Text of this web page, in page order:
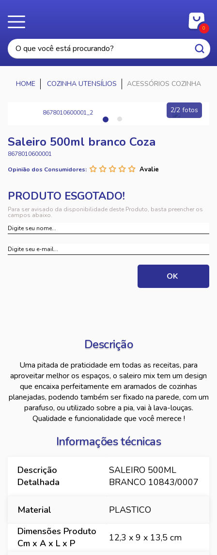
0
COZINHA UTENSÍLIOS ACESSÓRIOS COZINHA
2/2 fotos
Saleiro 500ml branco Coza
8678010600001
Opinião dos Consumidores:
Para ser avisado da disponibilidade deste Produto, basta preencher os
campos abaixo.
Descrição
Uma pitada de praticidade em todas as receitas, para
aproveitar melhor os espaços, o saleiro mix tem um design
que encaixa perfeitamente em aramados de cozinhas
planejadas, podendo também ser fixado na parede, com um
parafuso, ou utilizado sobre a pia, vai à lava-louças.
Qualidade e funcionalidade que você merece !
Informações técnicas
Descrição
Detalhada
SALEIRO 500ML
BRANCO 10843/0007
Material
PLASTICO
Dimensões Produto
Cm x A x L x P
12,3 x 9 x 13,5 cm